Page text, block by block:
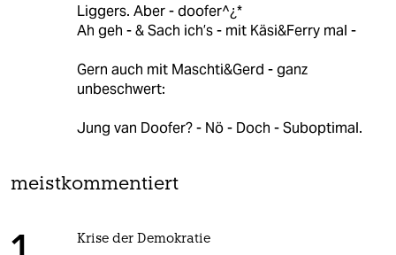
Liggers. Aber - doofer^¿*
Ah geh - & Sach ich’s - mit Käsi&Ferry mal -
Gern auch mit Maschti&Gerd - ganz
unbeschwert:
Jung van Doofer? - Nö - Doch - Suboptimal.
meistkommentiert
Krise der Demokratie